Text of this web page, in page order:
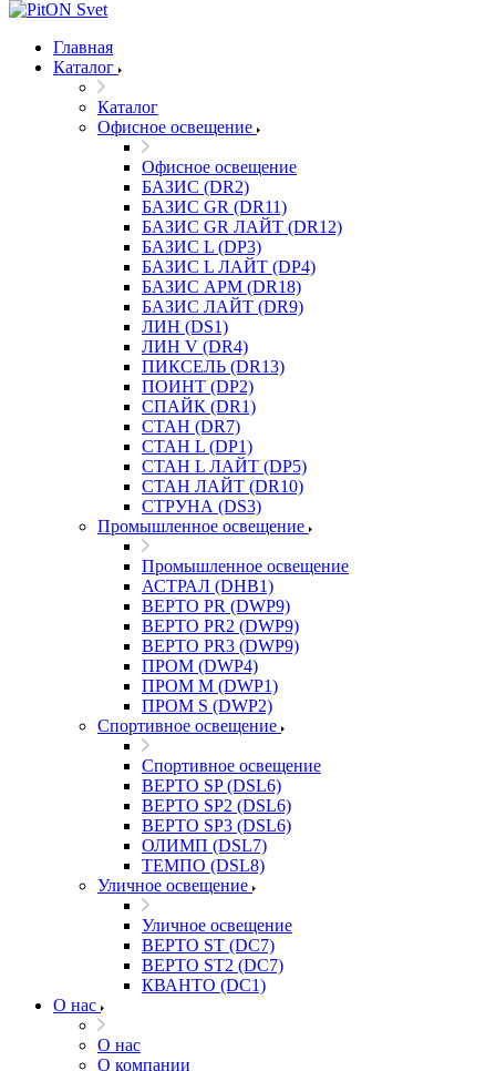
Главная
Каталог
Каталог
Офисное освещение
Офисное освещение
БАЗИС (DR2)
БАЗИС GR (DR11)
БАЗИС GR ЛАЙТ (DR12)
БАЗИС L (DP3)
БАЗИС L ЛАЙТ (DP4)
БАЗИС АРМ (DR18)
БАЗИС ЛАЙТ (DR9)
ЛИН (DS1)
ЛИН V (DR4)
ПИКСЕЛЬ (DR13)
ПОИНТ (DP2)
СПАЙК (DR1)
СТАН (DR7)
СТАН L (DP1)
СТАН L ЛАЙТ (DP5)
СТАН ЛАЙТ (DR10)
СТРУНА (DS3)
Промышленное освещение
Промышленное освещение
АСТРАЛ (DHB1)
ВЕРТО PR (DWP9)
ВЕРТО PR2 (DWP9)
ВЕРТО PR3 (DWP9)
ПРОМ (DWP4)
ПРОМ M (DWP1)
ПРОМ S (DWP2)
Спортивное освещение
Спортивное освещение
ВЕРТО SP (DSL6)
ВЕРТО SP2 (DSL6)
ВЕРТО SP3 (DSL6)
ОЛИМП (DSL7)
ТЕМПО (DSL8)
Уличное освещение
Уличное освещение
ВЕРТО ST (DC7)
ВЕРТО ST2 (DC7)
КВАНТО (DC1)
О нас
О нас
О компании